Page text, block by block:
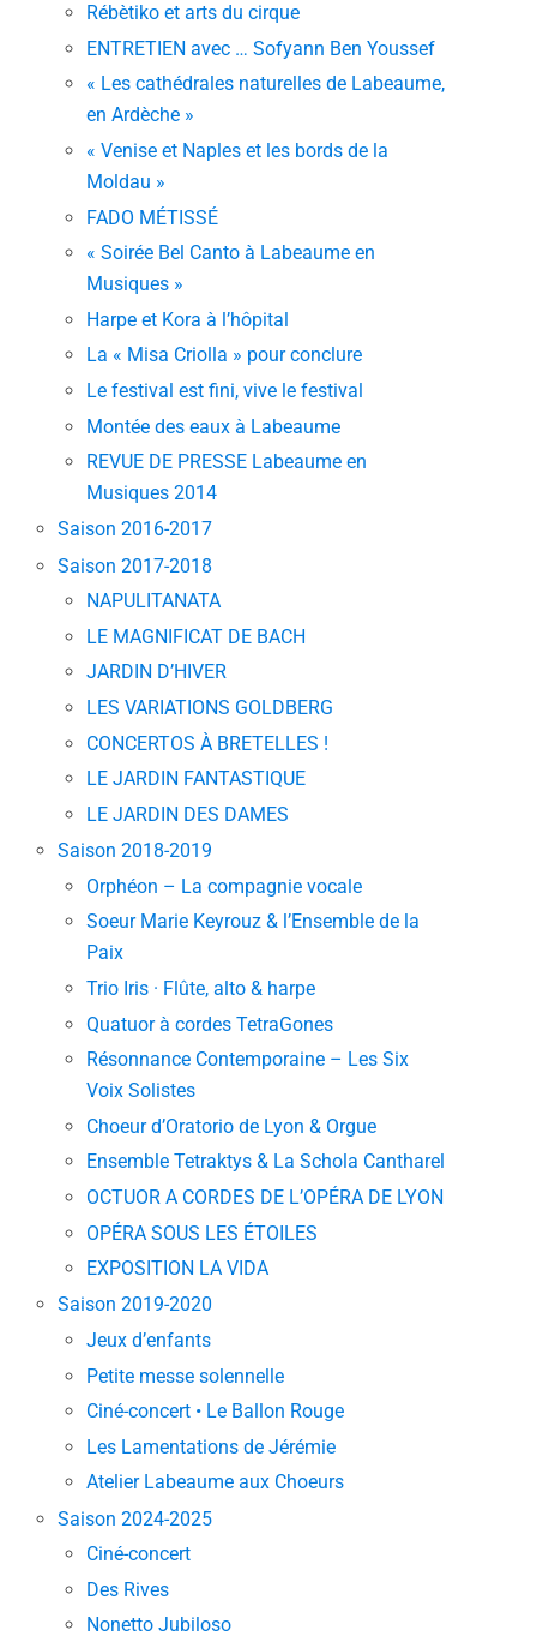
Rébètiko et arts du cirque
ENTRETIEN avec … Sofyann Ben Youssef
« Les cathédrales naturelles de Labeaume,
en Ardèche »
« Venise et Naples et les bords de la
Moldau »
FADO MÉTISSÉ
« Soirée Bel Canto à Labeaume en
Musiques »
Harpe et Kora à l’hôpital
La « Misa Criolla » pour conclure
Le festival est fini, vive le festival
Montée des eaux à Labeaume
REVUE DE PRESSE Labeaume en
Musiques 2014
Saison 2016-2017
Saison 2017-2018
NAPULITANATA
LE MAGNIFICAT DE BACH
JARDIN D’HIVER
LES VARIATIONS GOLDBERG
CONCERTOS À BRETELLES !
LE JARDIN FANTASTIQUE
LE JARDIN DES DAMES
Saison 2018-2019
Orphéon – La compagnie vocale
Soeur Marie Keyrouz & l’Ensemble de la
Paix
Trio Iris · Flûte, alto & harpe
Quatuor à cordes TetraGones
Résonnance Contemporaine – Les Six
Voix Solistes
Choeur d’Oratorio de Lyon & Orgue
Ensemble Tetraktys & La Schola Cantharel
OCTUOR A CORDES DE L’OPÉRA DE LYON
OPÉRA SOUS LES ÉTOILES
EXPOSITION LA VIDA
Saison 2019-2020
Jeux d’enfants
Petite messe solennelle
Ciné-concert • Le Ballon Rouge
Les Lamentations de Jérémie
Atelier Labeaume aux Choeurs
Saison 2024-2025
Ciné-concert
Des Rives
Nonetto Jubiloso